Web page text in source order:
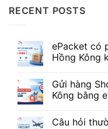
RECENT POSTS
ePacket có
Hồng Kông
Gửi hàng
Kông bằng
Câu hỏi